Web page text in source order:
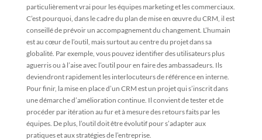
particulièrement vrai pour les équipes marketing et les commerciaux.
C’est pourquoi, dans le cadre du plan de mise en œuvre du CRM, il est
conseillé de prévoir un accompagnement du changement. L’humain
est au cœur de l’outil, mais surtout au centre du projet dans sa
globalité. Par exemple, vous pouvez identifier des utilisateurs plus
aguerris ou à l’aise avec l’outil pour en faire des ambassadeurs. Ils
deviendront rapidement les interlocuteurs de référence en interne.
Pour finir, la mise en place d’un CRM est un projet qui s’inscrit dans
une démarche d’amélioration continue. Il convient de tester et de
procéder par itération au fur et à mesure des retours faits par les
équipes. De plus, l’outil doit être évolutif pour s’adapter aux
pratiques et aux stratégies de l’entreprise.